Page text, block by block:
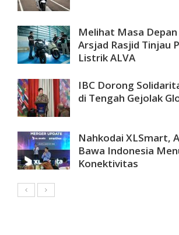
Melihat Masa
Arsjad Rasjid Tinjau
Listrik ALVA
IBC Dorong
di Tengah Gejolak
Nahkodai XLSmart,
Bawa Indonesia
Konektivitas